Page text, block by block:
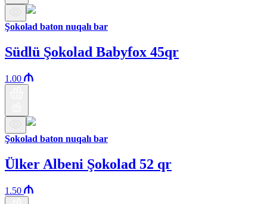
Şokolad baton nuqalı bar
Südlü Şokolad Babyfox 45qr
1.00
Şokolad baton nuqalı bar
Ülker Albeni Şokolad 52 qr
1.50